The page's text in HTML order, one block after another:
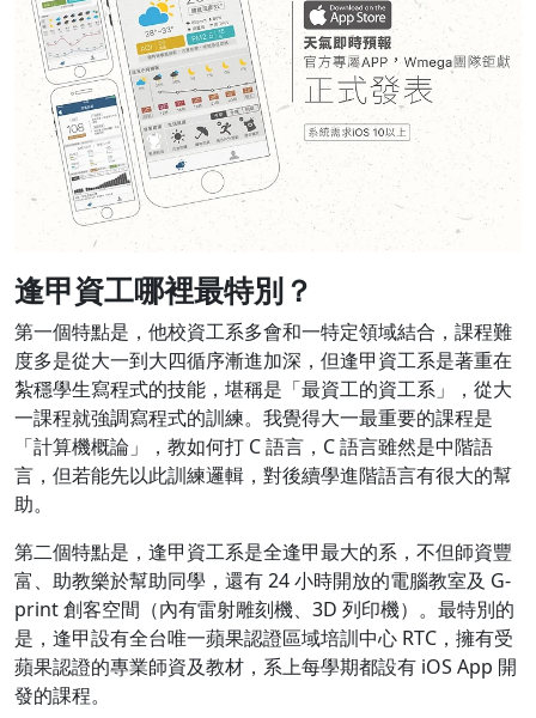
逢甲資工哪裡最特別？
第一個特點是，他校資工系多會和一特定領域結合，課程難
度多是從大一到大四循序漸進加深，但逢甲資工系是著重在
紮穩學生寫程式的技能，堪稱是「最資工的資工系」，從大
一課程就強調寫程式的訓練。我覺得大一最重要的課程是
「計算機概論」，教如何打 C 語言，C 語言雖然是中階語
言，但若能先以此訓練邏輯，對後續學進階語言有很大的幫
助。
第二個特點是，逢甲資工系是全逢甲最大的系，不但師資豐
富、助教樂於幫助同學，還有 24 小時開放的電腦教室及 G-
print 創客空間（內有雷射雕刻機、3D 列印機）。最特別的
是，逢甲設有全台唯一蘋果認證區域培訓中心 RTC，擁有受
蘋果認證的專業師資及教材，系上每學期都設有 iOS App 開
發的課程。